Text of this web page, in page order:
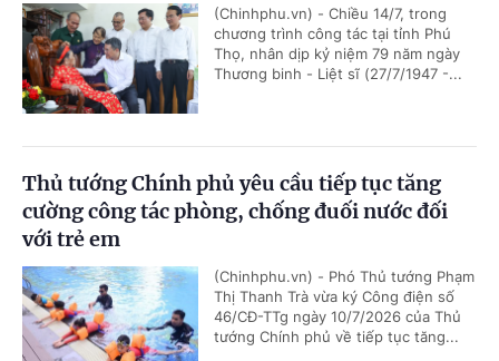
(Chinhphu.vn) - Chiều 14/7, trong
chương trình công tác tại tỉnh Phú
Thọ, nhân dịp kỷ niệm 79 năm ngày
Thương binh - Liệt sĩ (27/7/1947 -...
Thủ tướng Chính phủ yêu cầu tiếp tục tăng
cường công tác phòng, chống đuối nước đối
với trẻ em
(Chinhphu.vn) - Phó Thủ tướng Phạm
Thị Thanh Trà vừa ký Công điện số
46/CĐ-TTg ngày 10/7/2026 của Thủ
tướng Chính phủ về tiếp tục tăng...